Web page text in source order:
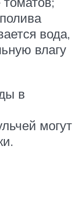
вода,
влагу
в
могут